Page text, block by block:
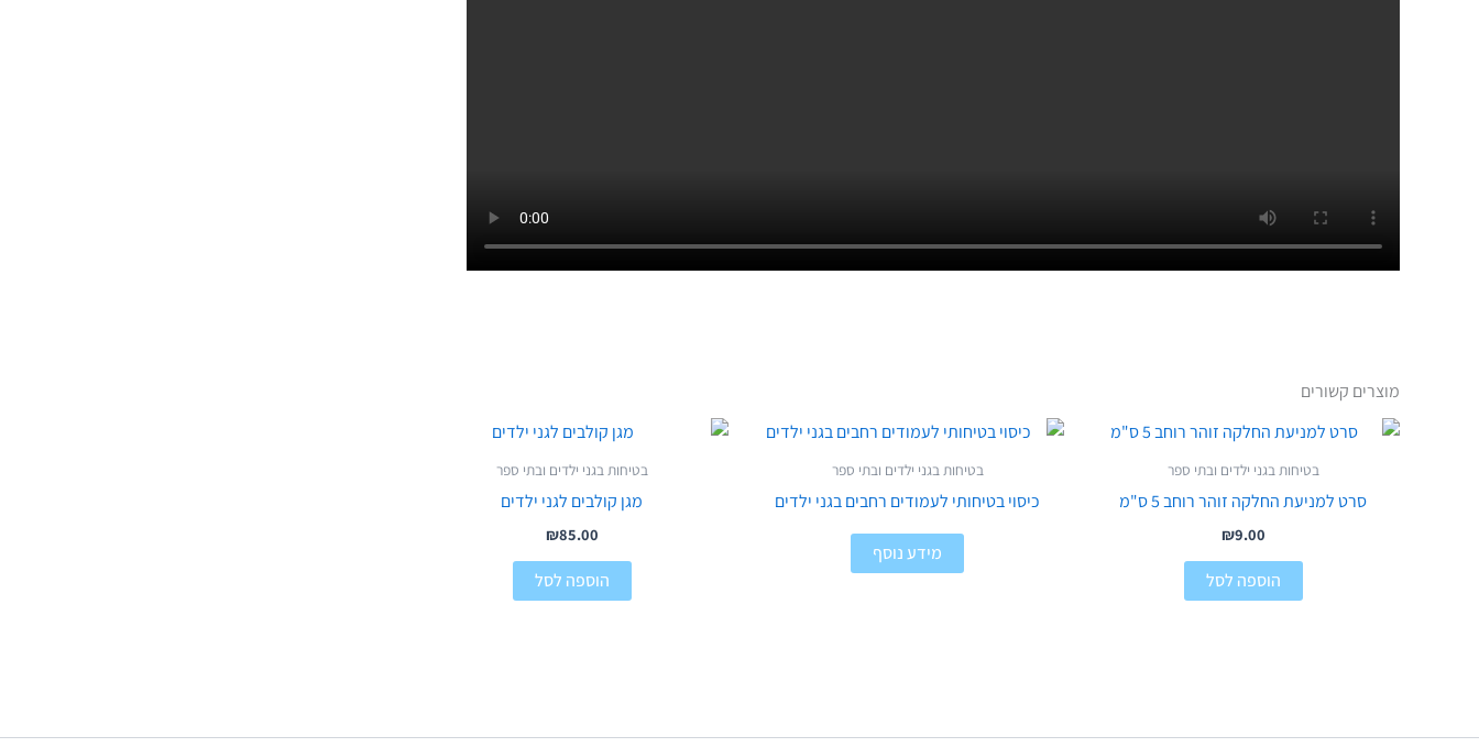
מוצרים קשורים
בטיחות בגני ילדים ובתי ספר
סרט למניעת החלקה זוהר רוחב 5 ס"מ
₪9.00
הוספה לסל
בטיחות בגני ילדים ובתי ספר
כיסוי בטיחותי לעמודים רחבים בגני ילדים
מידע נוסף
בטיחות בגני ילדים ובתי ספר
מגן קולבים לגני ילדים
₪85.00
הוספה לסל